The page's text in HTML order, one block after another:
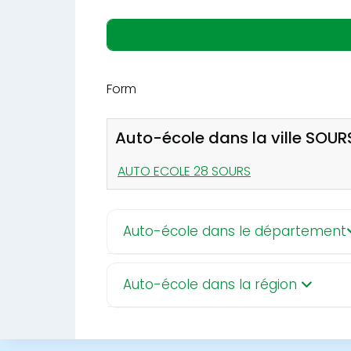
Form
Auto-école dans la ville
AUTO ECOLE 28 SOURS
Auto-école dans le département
Auto-école dans la région